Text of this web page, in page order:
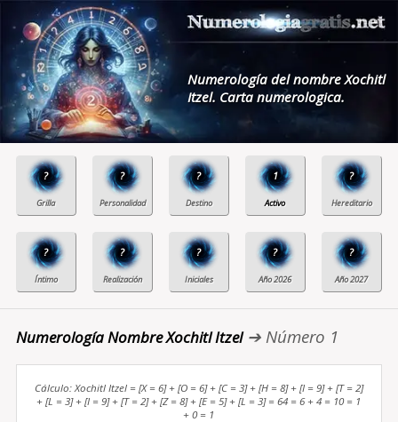
Numerología del nombre Xochitl
Itzel. Carta numerologica.
? ? ? 1 ?
? ? ? ? ?
Numerología Nombre Xochitl Itzel➔ Número 1
Cálculo: Xochitl Itzel = [X = 6] + [O = 6] + [C = 3] + [H = 8] + [I = 9] + [T = 2]
+ [L = 3] + [I = 9] + [T = 2] + [Z = 8] + [E = 5] + [L = 3] = 64 = 6 + 4 = 10 = 1
+ 0 = 1